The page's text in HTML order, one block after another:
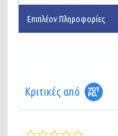
Επιπλέον Πληροφορίες
Κριτικές από